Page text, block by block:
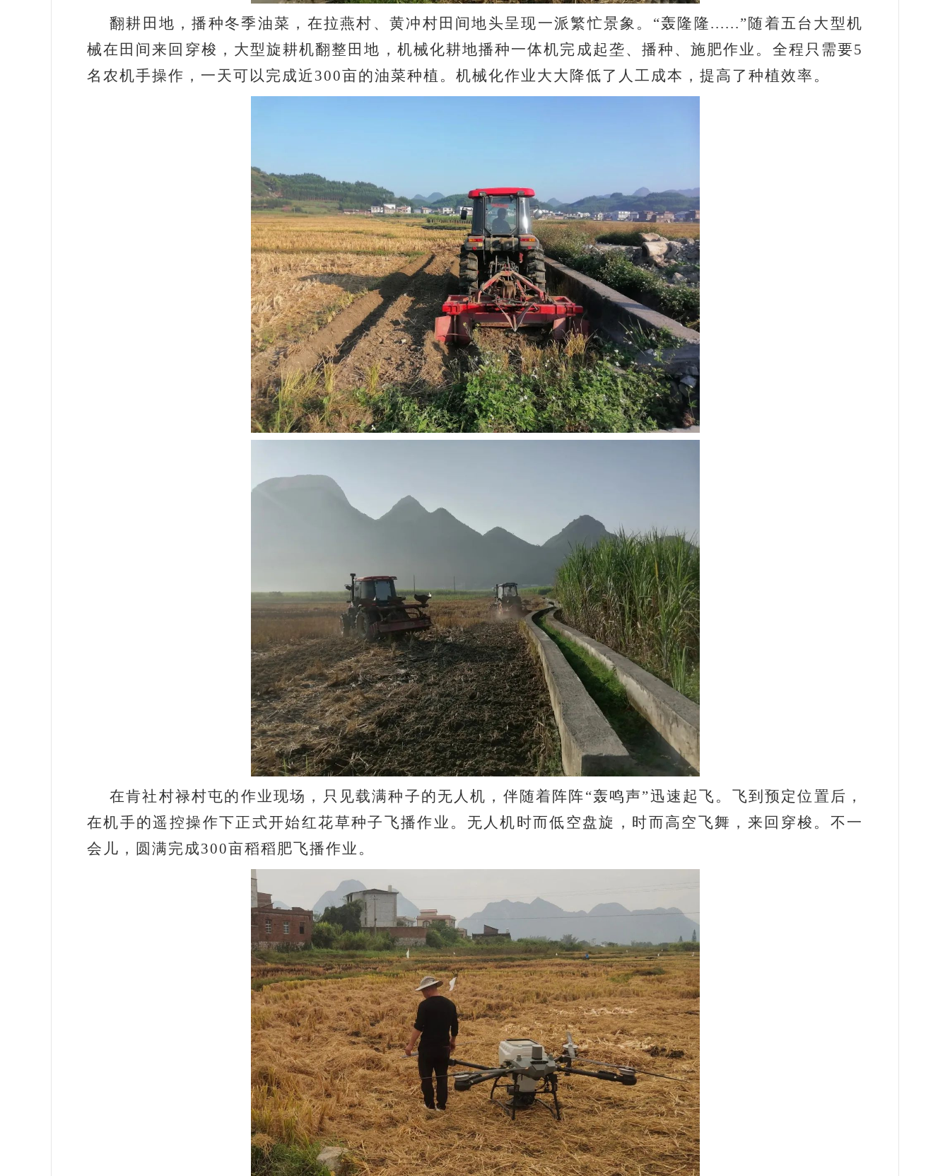
翻耕田地，播种冬季油菜，在拉燕村、黄冲村田间地头呈现一派繁忙景象。“轰隆隆......”随着五台大型机
械在田间来回穿梭，大型旋耕机翻整田地，机械化耕地播种一体机完成起垄、播种、施肥作业。全程只需要5
名农机手操作，一天可以完成近300亩的油菜种植。机械化作业大大降低了人工成本，提高了种植效率。
在肯社村禄村屯的作业现场，只见载满种子的无人机，伴随着阵阵“轰鸣声”迅速起飞。飞到预定位置后，
在机手的遥控操作下正式开始红花草种子飞播作业。无人机时而低空盘旋，时而高空飞舞，来回穿梭。不一
会儿，圆满完成300亩稻稻肥飞播作业。